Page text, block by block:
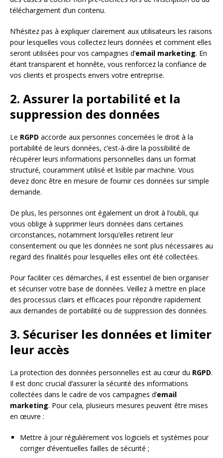
téléchargement d’un contenu.
N’hésitez pas à expliquer clairement aux utilisateurs les raisons
pour lesquelles vous collectez leurs données et comment elles
seront utilisées pour vos campagnes d’email marketing. En
étant transparent et honnête, vous renforcez la confiance de
vos clients et prospects envers votre entreprise.
2. Assurer la portabilité et la
suppression des données
Le RGPD accorde aux personnes concernées le droit à la
portabilité de leurs données, c’est-à-dire la possibilité de
récupérer leurs informations personnelles dans un format
structuré, couramment utilisé et lisible par machine. Vous
devez donc être en mesure de fournir ces données sur simple
demande.
De plus, les personnes ont également un droit à l’oubli, qui
vous oblige à supprimer leurs données dans certaines
circonstances, notamment lorsqu’elles retirent leur
consentement ou que les données ne sont plus nécessaires au
regard des finalités pour lesquelles elles ont été collectées.
Pour faciliter ces démarches, il est essentiel de bien organiser
et sécuriser votre base de données. Veillez à mettre en place
des processus clairs et efficaces pour répondre rapidement
aux demandes de portabilité ou de suppression des données.
3. Sécuriser les données et limiter
leur accès
La protection des données personnelles est au cœur du RGPD.
Il est donc crucial d’assurer la sécurité des informations
collectées dans le cadre de vos campagnes d’email
marketing. Pour cela, plusieurs mesures peuvent être mises
en œuvre :
Mettre à jour régulièrement vos logiciels et systèmes pour
corriger d’éventuelles failles de sécurité ;